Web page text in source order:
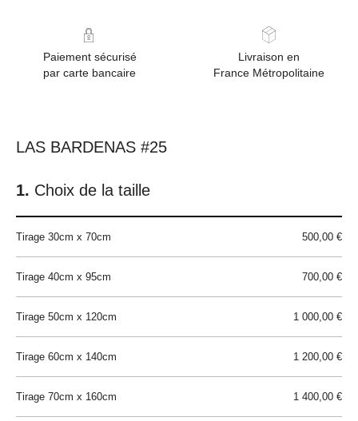
Paiement sécurisé
par carte bancaire
Livraison en
France Métropolitaine
LAS BARDENAS #25
Choix de la taille
Tirage 30cm x 70cm 500,00 €
Tirage 40cm x 95cm 700,00 €
Tirage 50cm x 120cm 1 000,00 €
Tirage 60cm x 140cm 1 200,00 €
Tirage 70cm x 160cm 1 400,00 €